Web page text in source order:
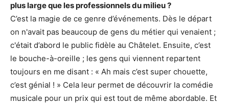
plus large que les professionnels du milieu ?
C’est la magie de ce genre d’événements. Dès le départ
on n'avait pas beaucoup de gens du métier qui venaient ;
c'était d’abord le public fidèle au Châtelet. Ensuite, c’est
le bouche-à-oreille ; les gens qui viennent repartent
toujours en me disant : « Ah mais c’est super chouette,
c’est génial ! » Cela leur permet de découvrir la comédie
musicale pour un prix qui est tout de même abordable. Et